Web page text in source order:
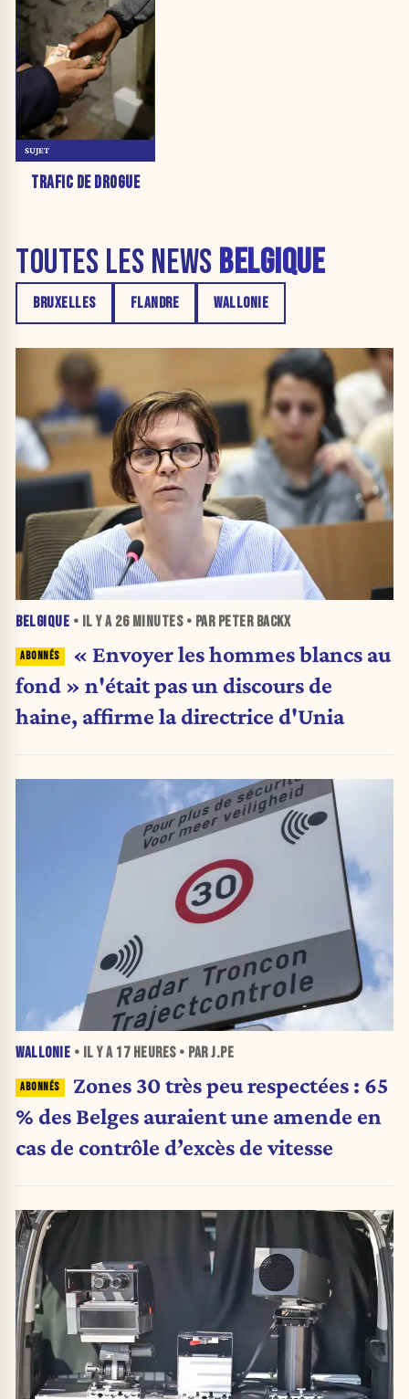
TRAFIC DE DROGUE
SUJET
TOUTES LES NEWS BELGIQUE
BRUXELLES FLANDRE WALLONIE
BELGIQUE • IL Y A 26 MINUTES• PAR PETER BACKX
« Envoyer les hommes blancs au
fond » n'était pas un discours de
haine, affirme la directrice d'Unia
WALLONIE • IL Y A 17 HEURES• PAR J.PE
Zones 30 très peu respectées : 65
% des Belges auraient une amende en
cas de contrôle d’excès de vitesse